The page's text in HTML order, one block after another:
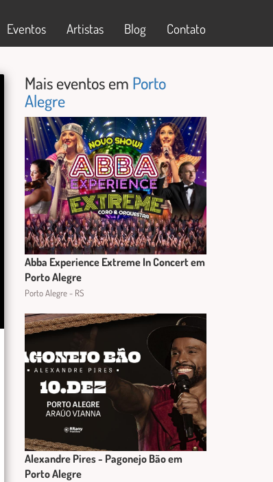
Eventos Artistas Blog Contato
Mais eventos em Porto
Alegre
Abba Experience Extreme In Concert em
Porto Alegre
Porto Alegre - RS
Alexandre Pires - Pagonejo Bão em
Porto Alegre